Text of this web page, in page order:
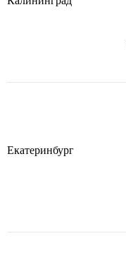
Екатеринбург